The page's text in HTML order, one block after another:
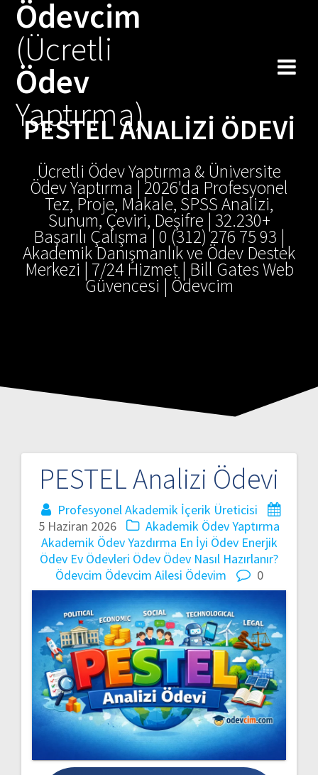
Ödevcim
(Ücretli
Ödev
Yaptırma)
PESTEL ANALIZI ÖDEVI
Ücretli Ödev Yaptırma & Üniversite
Ödev Yaptırma | 2026'da Profesyonel
Tez, Proje, Makale, SPSS Analizi,
Sunum, Çeviri, Deşifre | 32.230+
Başarılı Çalışma | 0 (312) 276 75 93 |
Akademik Danışmanlık ve Ödev Destek
Merkezi | 7/24 Hizmet | Bill Gates Web
Güvencesi | Ödevcim
PESTEL Analizi Ödevi
Profesyonel Akademik İçerik Üreticisi
5 Haziran 2026
Akademik Ödev Yaptırma
Akademik Ödev Yazdırma En İyi Ödev Enerjik
Ödev Ev Ödevleri Ödev Ödev Nasıl Hazırlanır?
Ödevcim Ödevcim Ailesi Ödevim 0